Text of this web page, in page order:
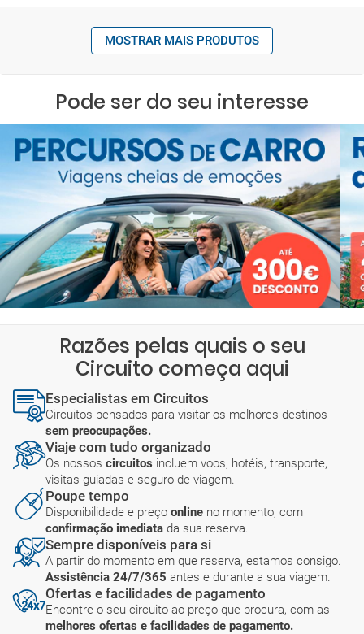
MOSTRAR MAIS PRODUTOS
Pode ser do seu interesse
Razões pelas quais o seu
Circuito começa aqui
Especialistas em Circuitos
Circuitos pensados para visitar os melhores destinos
sem preocupações.
Viaje com tudo organizado
Os nossos circuitos incluem voos, hotéis, transporte,
visitas guiadas e seguro de viagem.
Poupe tempo
Disponibilidade e preço online no momento, com
confirmação imediata da sua reserva.
Sempre disponíveis para si
A partir do momento em que reserva, estamos consigo.
Assistência 24/7/365 antes e durante a sua viagem.
Ofertas e facilidades de pagamento
Encontre o seu circuito ao preço que procura, com as
melhores ofertas e facilidades de pagamento.